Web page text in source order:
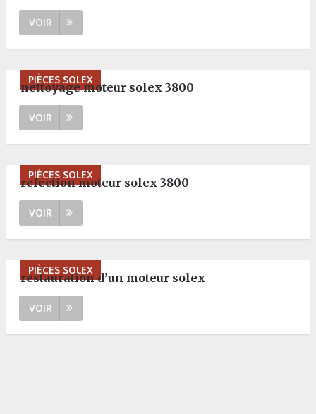
VOIR
PIÈCES SOLEX
nettoyage moteur solex 3800
VOIR
PIÈCES SOLEX
refection moteur solex 3800
VOIR
PIÈCES SOLEX
restauration d’un moteur solex
VOIR